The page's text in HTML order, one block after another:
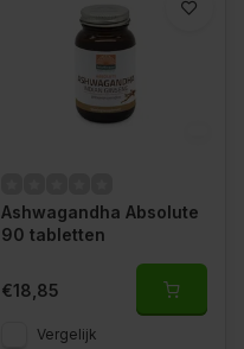
Ashwagandha Absolute
90 tabletten
€18,85
Vergelijk